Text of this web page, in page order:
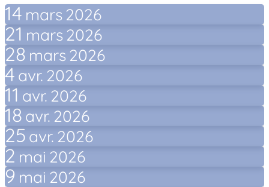
14 mars 2026
21 mars2026
28 mars2026
4 avr. 2026
11 avr. 2026
18 avr. 2026
25 avr. 2026
2 mai 2026
9 mai 2026